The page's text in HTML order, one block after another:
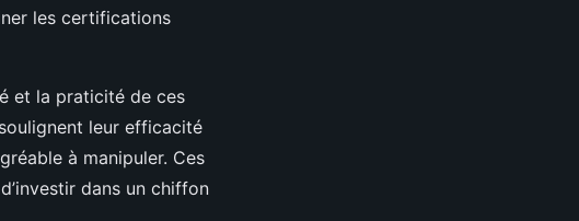
les certifications
et la praticité de ces
leur efficacité
à manipuler. Ces
dans un chiffon